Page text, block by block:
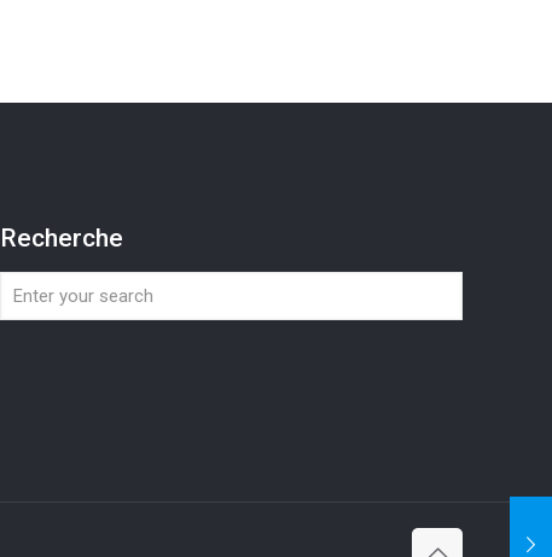
Recherche